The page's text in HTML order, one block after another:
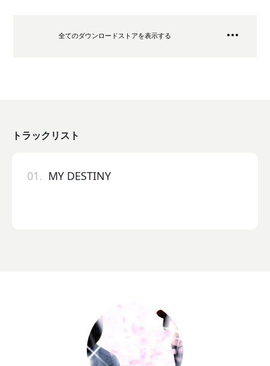
全てのダウンロードストアを表示する
トラックリスト
01. MY DESTINY